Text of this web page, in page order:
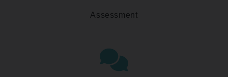
Assessment